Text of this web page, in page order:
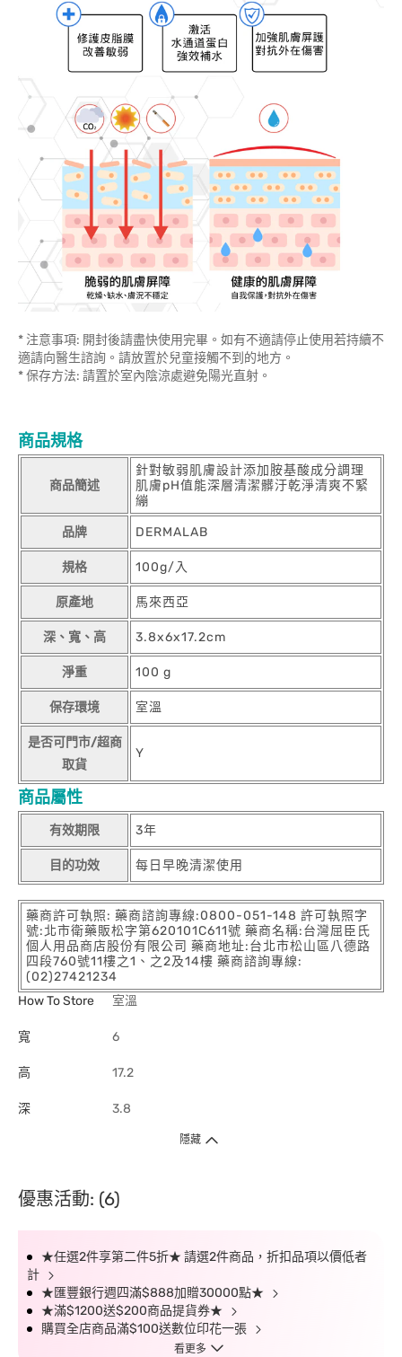
* 注意事項: 開封後請盡快使用完畢。如有不適請停止使用若持續不
適請向醫生諮詢。請放置於兒童接觸不到的地方。
* 保存方法: 請置於室內陰涼處避免陽光直射。
商品規格
商品簡述
針對敏弱肌膚設計添加胺基酸成分調理
肌膚pH值能深層清潔髒汙乾淨清爽不緊
繃
品牌 DERMALAB
規格 100g/入
原產地 馬來西亞
深、寬、高 3.8x6x17.2cm
淨重 100 g
保存環境 室溫
是否可門市/超商
取貨
Y
商品屬性
有效期限 3年
目的功效 每日早晚清潔使用
藥商許可執照: 藥商諮詢專線:0800-051-148 許可執照字
號:北市衛藥販松字第620101C611號 藥商名稱:台灣屈臣氏
個人用品商店股份有限公司 藥商地址:台北市松山區八德路
四段760號11樓之1、之2及14樓 藥商諮詢專線:
(02)27421234
How To Store
室溫
寬 6
高 17.2
深 3.8
隱藏
優惠活動: (6)
★任選2件享第二件5折★ 請選2件商品，折扣品項以價低者
計
★匯豐銀行週四滿$888加贈30000點★
★滿$1200送$200商品提貨券★
購買全店商品滿$100送數位印花一張
看更多